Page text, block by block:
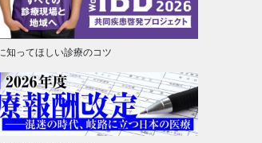
知ってほしい診療のコツ